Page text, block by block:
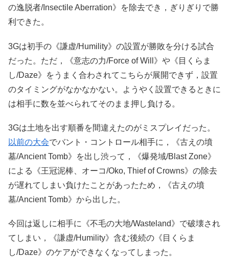
の逸脱者/Insectile Aberration》を除去でき，ぎりぎりで勝
利できた。
3Gは初手の《謙虚/Humility》の設置が勝敗を分ける試合
だった。ただ，《意志の力/Force of Will》や《目くらま
し/Daze》をうまく合わされてこちらが展開できず，設置
のタイミングがなかなかない。ようやく設置できるときに
は相手に数を並べられてそのまま押し負ける。
3Gは土地を出す順番を間違えたのがミスプレイだった。
以前の大会でバント・コントロール相手に，《古えの墳
墓/Ancient Tomb》を出し渋って，《爆発域/Blast Zone》
による《王冠泥棒、オーコ/Oko, Thief of Crowns》の除去
が遅れてしまい負けたことがあったため，《古えの墳
墓/Ancient Tomb》から出した。
今回は返しに相手に《不毛の大地/Wasteland》で破壊され
てしまい，《謙虚/Humility》含む後続の《目くらま
し/Daze》のケアができなくなってしまった。